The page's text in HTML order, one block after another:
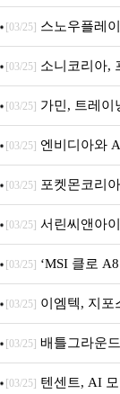
전망
[03/25] 스노우플레
서울’ 개최
[03/25] 소니코리아,
[03/25] 가민, 트레이
수로 선수와 코치
[03/25] 엔비디아와
SAFE 가이드라인
[03/25] 포켓몬코리
별빛낙원’ 개최
[03/25] 서린씨앤아
트 고정 홀더 증정
[03/25] ‘MSI 클로
[03/25] 이엠텍, 지포
팀 월렛부터
[03/25] 배틀그라운
[03/25] 텐센트, AI 모